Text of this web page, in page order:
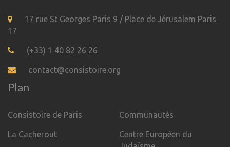
17 rue St Georges Paris 9 / Place de Jérusalem Paris
17
(+33) 1 40 82 26 26
contact@consistoire.org
Plan
Consistoire de Paris
La Cacherout
Communautés
Centre Européen du